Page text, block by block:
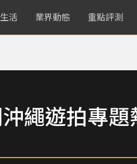
活 業界動態 重點評測
繩遊拍專